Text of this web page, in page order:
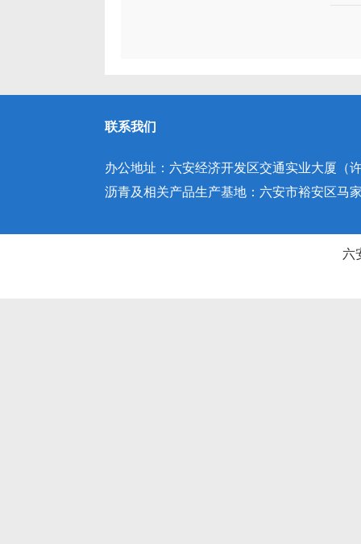
联系我们
办公地址：六安经济开发区交通实业大厦（
沥青及相关产品生产基地：六安市裕安区马